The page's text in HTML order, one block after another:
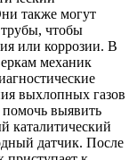
также могут
чтобы
или коррозии. В
механик
выхлопных газов
выявить
каталитический
датчик. После